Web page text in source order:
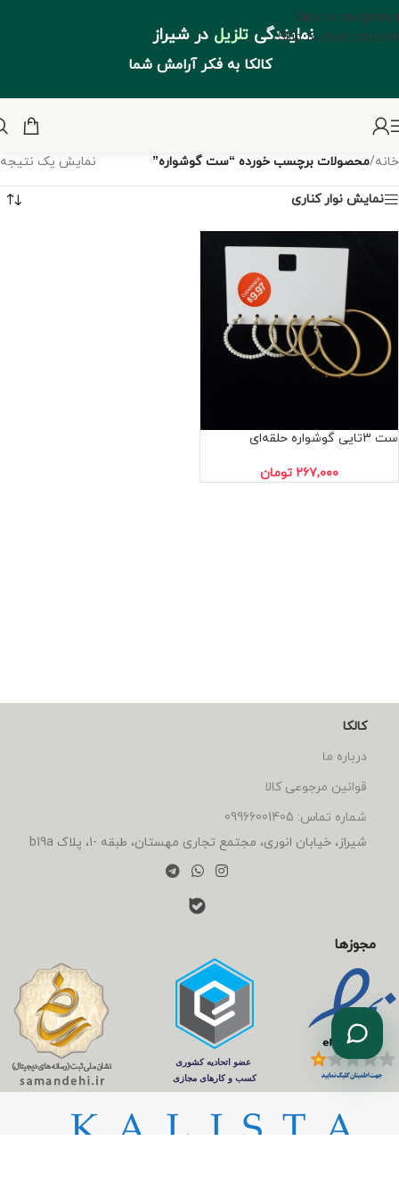
Skip to navigation
Skip to main content
نمایندگی تلزیل در شیراز
کالکا به فکر آرامش شما
خانه/محصولات برچسب خورده “ست گوشواره” نمایش یک نتیجه
نمایش نوار کناری
ست 3تایی گوشواره حلقه‌ای
۲۶۷,۰۰۰ تومان
کالکا
درباره ما
قوانین مرجوعی کالا
شماره تماس: 09966001405
شیراز، خیابان انوری، مجتمع تجاری مهستان، طبقه -1، پلاک b19a
مجوزها